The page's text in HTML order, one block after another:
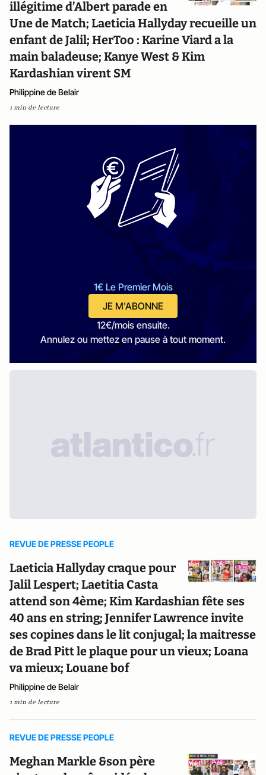
illégitime d’Albert parade en
Une de Match; Laeticia Hallyday recueille un
enfant de Jalil; HerToo : Karine Viard a la
main baladeuse; Kanye West & Kim
Kardashian virent SM
Philippine de Belair
1 min de lecture
1€ Le Premier Mois
JE M'ABONNE
12€/mois ensuite.
Annulez ou mettez en pause à tout moment.
REVUE DE PRESSE PEOPLE
Laeticia Hallyday craque pour
Jalil Lespert; Laetitia Casta
attend son 4ème; Kim Kardashian fête ses
40 ans en string; Jennifer Lawrence invite
ses copines dans le lit conjugal; la maitresse
de Brad Pitt le plaque pour un vieux; Loana
va mieux; Louane bof
Philippine de Belair
1 min de lecture
REVUE DE PRESSE PEOPLE
Meghan Markle &son père